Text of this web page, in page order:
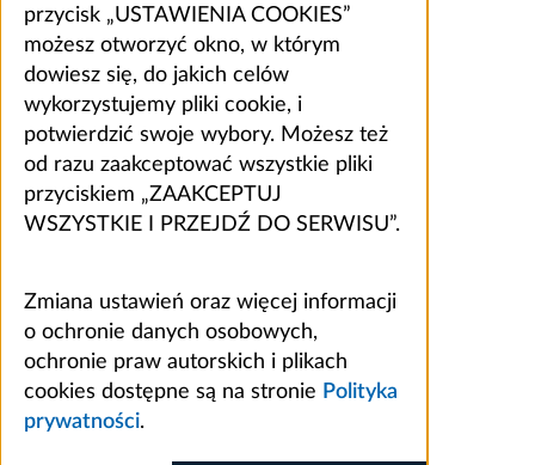
przycisk „USTAWIENIA COOKIES”
możesz otworzyć okno, w którym
dowiesz się, do jakich celów
wykorzystujemy pliki cookie, i
potwierdzić swoje wybory. Możesz też
od razu zaakceptować wszystkie pliki
przyciskiem „ZAAKCEPTUJ
WSZYSTKIE I PRZEJDŹ DO SERWISU”.
Zmiana ustawień oraz więcej informacji
o ochronie danych osobowych,
ochronie praw autorskich i plikach
cookies dostępne są na stronie Polityka
prywatności.